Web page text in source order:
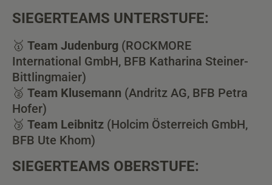
SIEGERTEAMS UNTERSTUFE:
🥇 Team Judenburg (ROCKMORE
International GmbH, BFB Katharina Steiner-
Bittlingmaier)
🥈 Team Klusemann (Andritz AG, BFB Petra
Hofer)
🥉 Team Leibnitz (Holcim Österreich GmbH,
BFB Ute Khom)
SIEGERTEAMS OBERSTUFE: